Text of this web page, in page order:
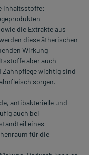
Inhaltsstoffe:
die Extrakte aus
diese ätherischen
Wirkung
aber auch
Zahnpflege wichtig sind
sorgen.
antibakterielle und
auch bei
eines
für die